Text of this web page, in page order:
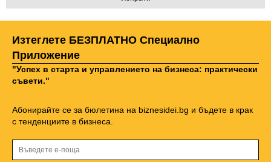
Изтеглете БЕЗПЛАТНО Специално
Приложение
"Успех в старта и управлението на бизнеса: практически
съвети."
Абонирайте се за бюлетина на biznesidei.bg и бъдете в крак
с тенденциите в бизнеса.